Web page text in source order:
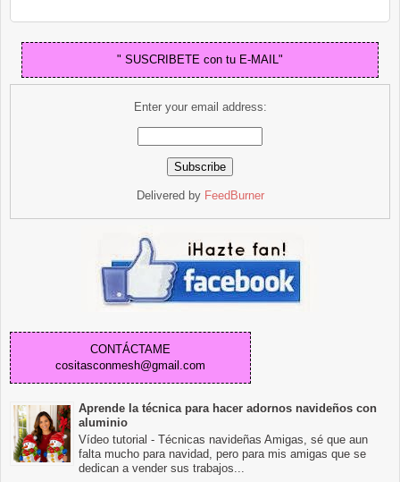
" SUSCRIBETE con tu E-MAIL"
Enter your email address:
Delivered by FeedBurner
CONTÁCTAME
cositasconmesh@gmail.com
Aprende la técnica para hacer adornos navideños con
aluminio
Vídeo tutorial - Técnicas navideñas Amigas, sé que aun
falta mucho para navidad, pero para mis amigas que se
dedican a vender sus trabajos...